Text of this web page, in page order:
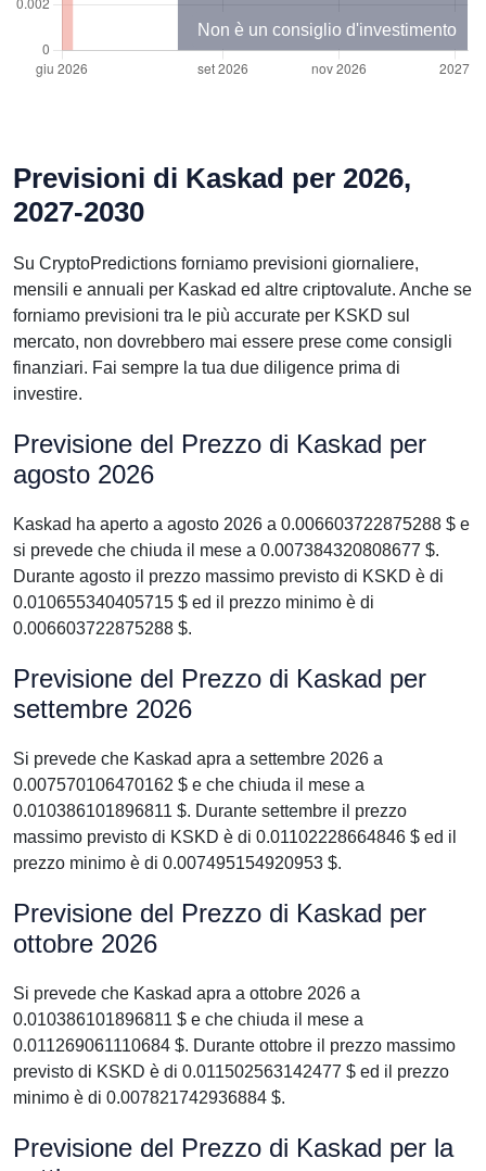
Non è un consiglio d'investimento
Previsioni di Kaskad per 2026,
2027-2030
Su CryptoPredictions forniamo previsioni giornaliere,
mensili e annuali per Kaskad ed altre criptovalute. Anche se
forniamo previsioni tra le più accurate per KSKD sul
mercato, non dovrebbero mai essere prese come consigli
finanziari. Fai sempre la tua due diligence prima di
investire.
Previsione del Prezzo di Kaskad per
agosto 2026
Kaskad ha aperto a agosto 2026 a 0.006603722875288 $ e
si prevede che chiuda il mese a 0.007384320808677 $.
Durante agosto il prezzo massimo previsto di KSKD è di
0.010655340405715 $ ed il prezzo minimo è di
0.006603722875288 $.
Previsione del Prezzo di Kaskad per
settembre 2026
Si prevede che Kaskad apra a settembre 2026 a
0.007570106470162 $ e che chiuda il mese a
0.010386101896811 $. Durante settembre il prezzo
massimo previsto di KSKD è di 0.01102228664846 $ ed il
prezzo minimo è di 0.007495154920953 $.
Previsione del Prezzo di Kaskad per
ottobre 2026
Si prevede che Kaskad apra a ottobre 2026 a
0.010386101896811 $ e che chiuda il mese a
0.011269061110684 $. Durante ottobre il prezzo massimo
previsto di KSKD è di 0.011502563142477 $ ed il prezzo
minimo è di 0.007821742936884 $.
Previsione del Prezzo di Kaskad per la